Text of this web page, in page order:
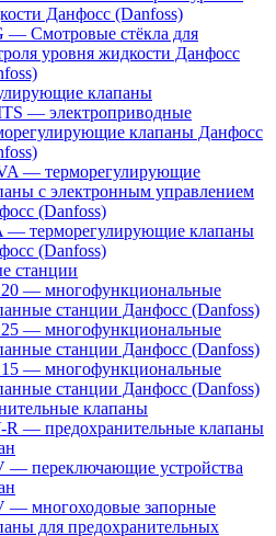
Данфосс (Danfoss)
— Смотровые стёкла для
уровня жидкости Данфосс
клапаны
— электроприводные
клапаны Данфосс
— терморегулирующие
с электронным управлением
(Danfoss)
— терморегулирующие клапаны
(Danfoss)
станции
— многофункциональные
станции Данфосс (Danfoss)
— многофункциональные
станции Данфосс (Danfoss)
— многофункциональные
станции Данфосс (Danfoss)
клапаны
R — предохранительные клапаны
— переключающие устройства
— многоходовые запорные
для предохранительных